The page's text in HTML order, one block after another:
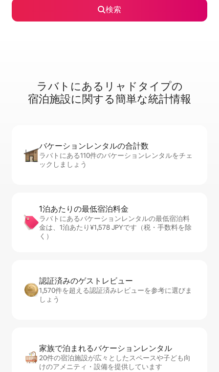
検索
ラバトに⁠あ⁠るリ⁠ャ⁠ド⁠タ⁠イ⁠プ⁠の
宿⁠泊⁠施⁠設⁠に関⁠す⁠る簡⁠単⁠な統⁠計⁠情⁠報
バケーションレ⁠ン⁠タ⁠ル⁠の合⁠計⁠数
ラバトにある110件のバケーションレンタルをチェ
ックしましょう
1泊あたりの最⁠低⁠宿⁠泊⁠料⁠金
ラバトにあるバケーションレンタルの最低宿泊料
金は、1泊あたり¥1,578 JPYです（税・手数料を除
く）
認証済みのゲ⁠ス⁠ト⁠レ⁠ビ⁠ュ⁠ー
1,570件を超える認証済みレビューを参考に選びま
しょう
家族で泊まれるバ⁠ケ⁠ー⁠シ⁠ョ⁠ンレ⁠ン⁠タ⁠ル
20件の宿泊施設が広々としたスペースや子ども向
けのアメニティ・設備を提供しています